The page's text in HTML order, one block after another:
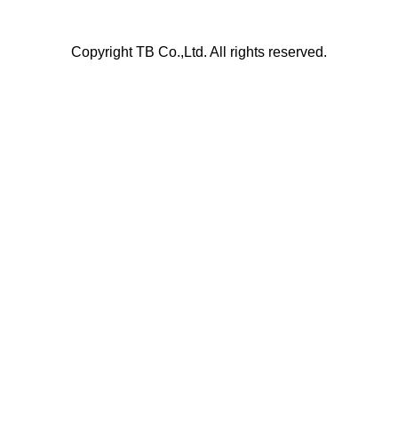
Copyright TB Co.,Ltd. All rights reserved.